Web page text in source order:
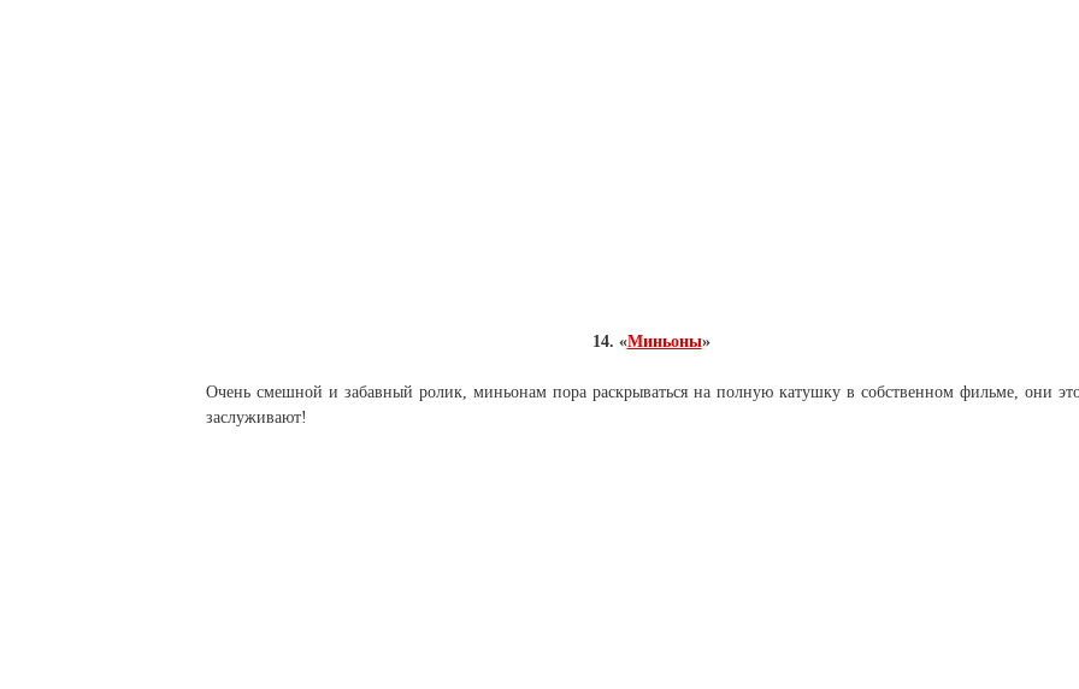
14. «Миньоны»
Очень смешной и забавный ролик, миньонам пора раскрываться на полную катушку в собственном фильме, они
заслуживают!